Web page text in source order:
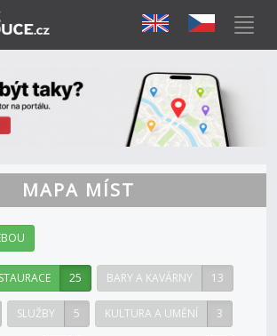
MAPA MÍST
25 BARY A KAVÁRNY 13
SLUŽBY 5 KULTURA A UMĚNÍ 3